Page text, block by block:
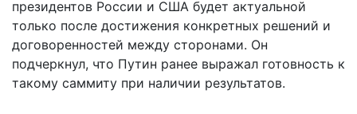
президентов России и США будет актуальной
только после достижения конкретных решений и
договоренностей между сторонами. Он
подчеркнул, что Путин ранее выражал готовность к
такому саммиту при наличии результатов.